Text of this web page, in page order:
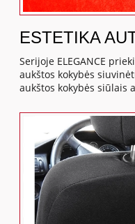
ESTETIKA
Serijoje ELEGANCE
aukštos kokybės
aukštos kokybės siūlais